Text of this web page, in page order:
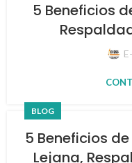
5 Beneficios
BLOG
5 Beneficios
Lejana,